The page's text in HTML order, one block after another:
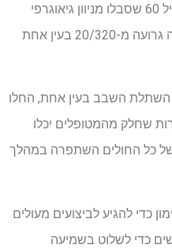
הניסוי החדש כלל 38 חולים מעל גיל 60 שסבלו מניוון גיאוגרפי
עקב ניוון מקולרי הקשור לגיל וראייה גרועה מ-20/320 בעין אחת
השבב בעין אחת, החלו
שחלק מהמטופלים יכלו
של כל החולים השתפרה במהלך
כדי להגיע לביצועים מעולים
כדי לשלוט בשמיעה